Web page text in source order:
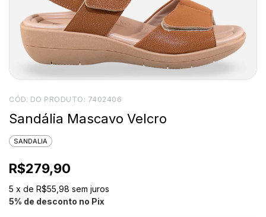
CÓD. DO PRODUTO: 7402406
Sandália Mascavo Velcro
SANDALIA
R$279,90
5 x de R$55,98 sem juros
5% de desconto no Pix